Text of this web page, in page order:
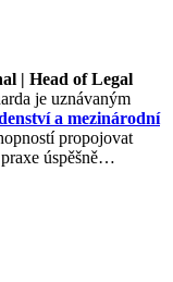
| Head of Legal
je uznávaným
a mezinárodní
propojovat
úspěšně
ve více než 70